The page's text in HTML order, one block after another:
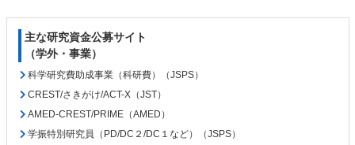
主な研究資金公募サイト
（学外・事業）
科学研究費助成事業（科研費）（JSPS）
CREST/さきがけ/ACT-X（JST）
AMED-CREST/PRIME（AMED）
学振特別研究員（PD/DC２/DC１など）（JSPS）